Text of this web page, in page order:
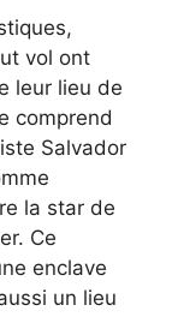
vol ont
leur lieu de
comprend
Salvador
la star de
Ce
enclave
un lieu